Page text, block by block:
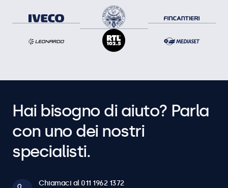
Hai bisogno di aiuto? Parla
con uno dei nostri
specialisti.
Chiamaci al 011 1962 1372